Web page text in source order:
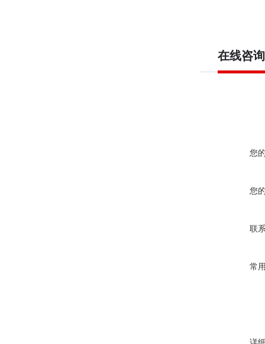
在线咨询
您
您
联
常